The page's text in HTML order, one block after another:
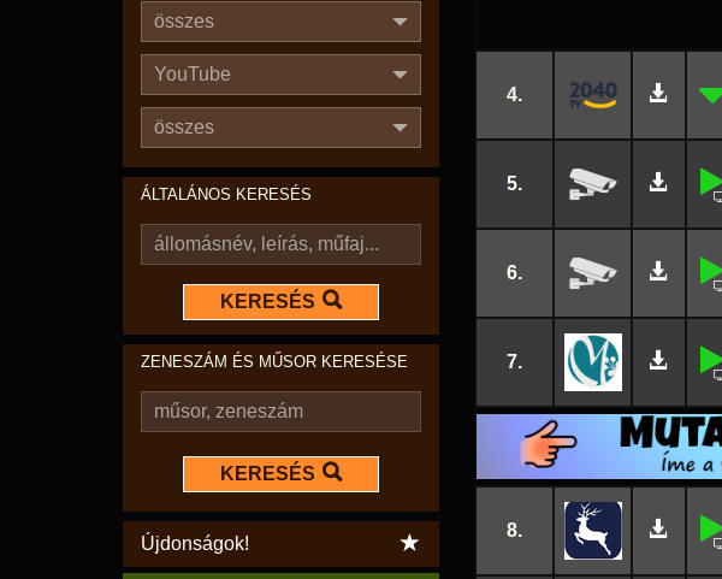
összes
YouTube
összes
ÁLTALÁNOS KERESÉS
KERESÉS
ZENESZÁM ÉS MŰSOR KERESÉSE
KERESÉS
Újdonságok!
4.
5.
6.
7.
8.